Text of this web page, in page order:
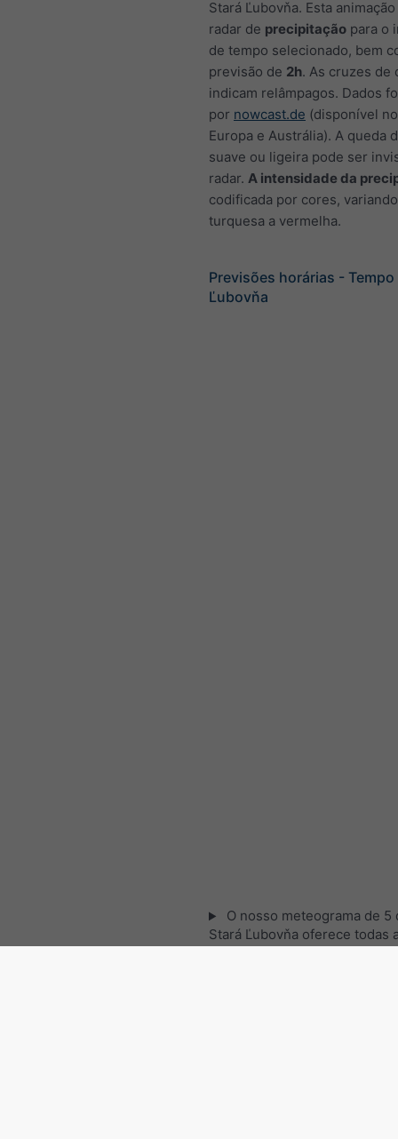
Stará Ľubovňa. Esta
radar de precipitação para o
de tempo selecionado, bem
previsão de 2h. As cruzes de
indicam relâmpagos. Dados
por nowcast.de (disponível
Europa e Austrália). A queda
suave ou ligeira pode ser
radar. A intensidade da
codificada por cores,
turquesa a vermelha.
Previsões horárias - Tempo
Ľubovňa
O nosso meteograma de 5
Stará Ľubovňa oferece todas